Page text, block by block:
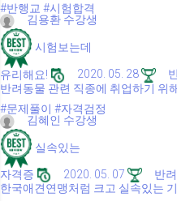
#반행교 #시험합격
김용환 수강생
시험보는데
유리해요! 2020. 05. 28
반려동물 관련 직종에 취업하기 위
#문제풀이 #자격검정
김혜인 수강생
실속있는
자격증 2020. 05. 07
반
한국애견연맹처럼 크고 실속있는